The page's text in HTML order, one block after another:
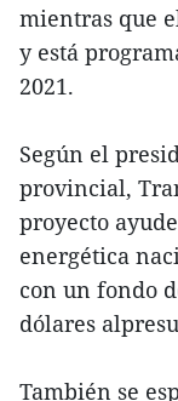
mientras que
y está
2021.
Según el
provincial,
proyecto
energética
con un fondo
dólares
También se